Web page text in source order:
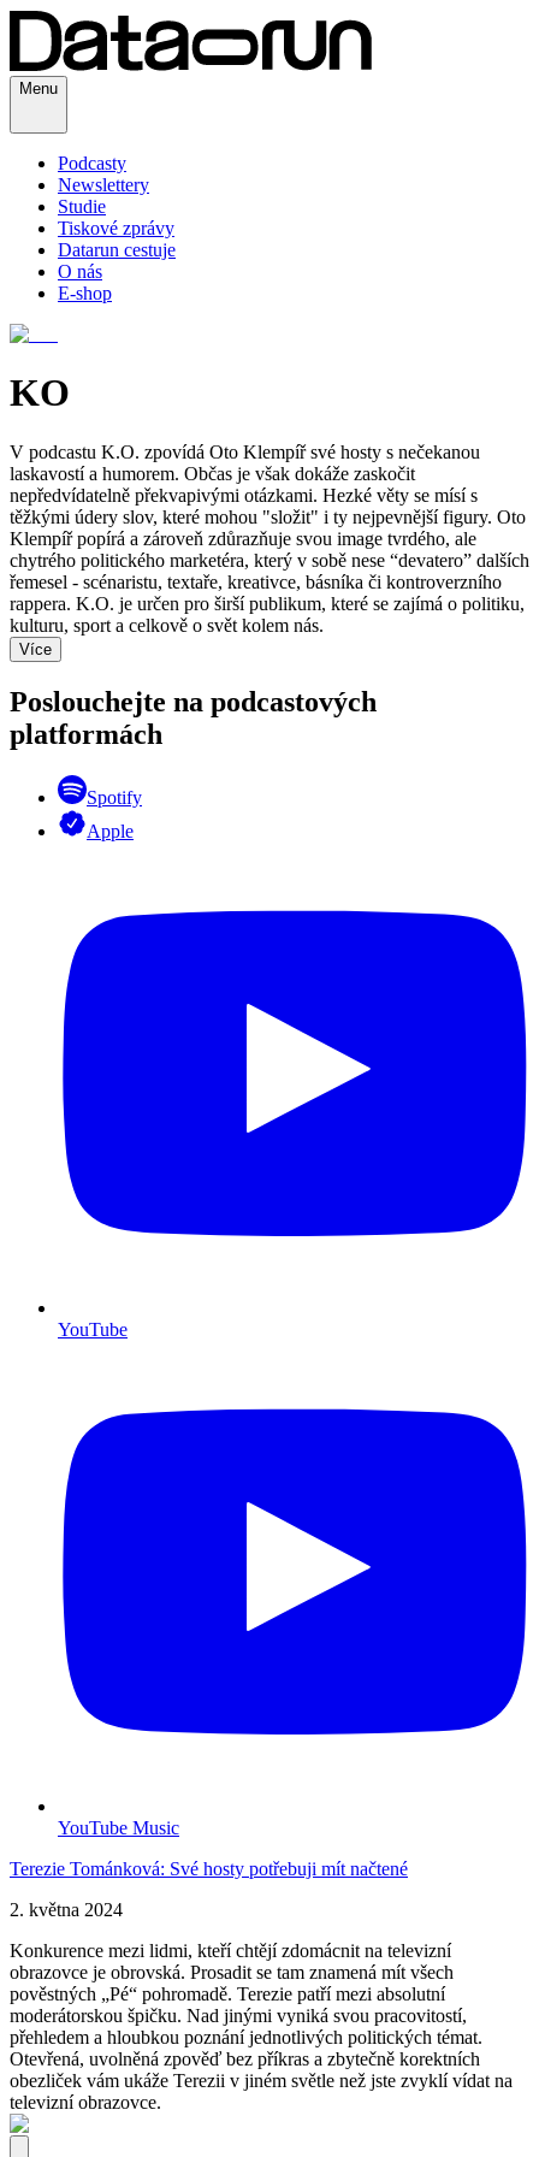
Menu
Podcasty
Newslettery
Studie
Tiskové zprávy
Datarun cestuje
O nás
E-shop
KO
V podcastu K.O. zpovídá Oto Klempíř své hosty s nečekanou
laskavostí a humorem. Občas je však dokáže zaskočit
nepředvídatelně překvapivými otázkami. Hezké věty se mísí s
těžkými údery slov, které mohou "složit" i ty nejpevnější figury. Oto
Klempíř popírá a zároveň zdůrazňuje svou image tvrdého, ale
chytrého politického marketéra, který v sobě nese “devatero” dalších
řemesel - scénaristu, textaře, kreativce, básníka či kontroverzního
rappera. K.O. je určen pro širší publikum, které se zajímá o politiku,
kulturu, sport a celkově o svět kolem nás.
Více
Poslouchejte na podcastových
platformách
Spotify
Apple
YouTube
YouTube Music
Terezie Tománková: Své hosty potřebuji mít načtené
2. května 2024
Konkurence mezi lidmi, kteří chtějí zdomácnit na televizní
obrazovce je obrovská. Prosadit se tam znamená mít všech
pověstných „Pé“ pohromadě. Terezie patří mezi absolutní
moderátorskou špičku. Nad jinými vyniká svou pracovitostí,
přehledem a hloubkou poznání jednotlivých politických témat.
Otevřená, uvolněná zpověď bez příkras a zbytečně korektních
obezliček vám ukáže Terezii v jiném světle než jste zvyklí vídat na
televizní obrazovce.